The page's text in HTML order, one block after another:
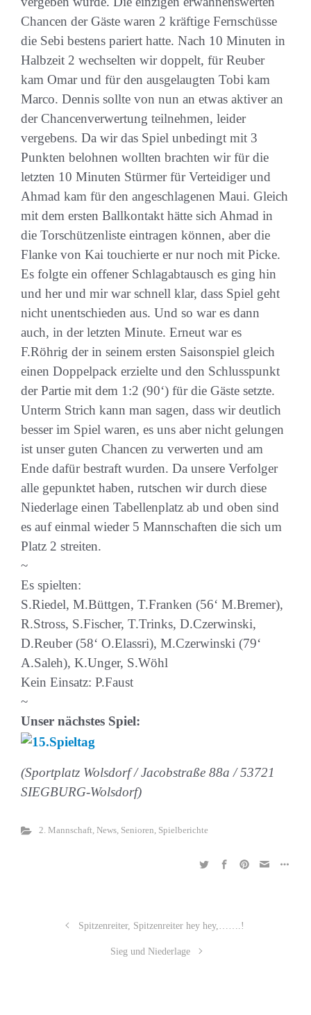
Chancen der Gäste waren 2 kräftige Fernschüsse
die Sebi bestens pariert hatte. Nach 10 Minuten in
Halbzeit 2 wechselten wir doppelt, für Reuber
kam Omar und für den ausgelaugten Tobi kam
Marco. Dennis sollte von nun an etwas aktiver an
der Chancenverwertung teilnehmen, leider
vergebens. Da wir das Spiel unbedingt mit 3
Punkten belohnen wollten brachten wir für die
letzten 10 Minuten Stürmer für Verteidiger und
Ahmad kam für den angeschlagenen Maui. Gleich
mit dem ersten Ballkontakt hätte sich Ahmad in
die Torschützenliste eintragen können, aber die
Flanke von Kai touchierte er nur noch mit Picke.
Es folgte ein offener Schlagabtausch es ging hin
und her und mir war schnell klar, dass Spiel geht
nicht unentschieden aus. Und so war es dann
auch, in der letzten Minute. Erneut war es
F.Röhrig der in seinem ersten Saisonspiel gleich
einen Doppelpack erzielte und den Schlusspunkt
der Partie mit dem 1:2 (90‘) für die Gäste setzte.
Unterm Strich kann man sagen, dass wir deutlich
besser im Spiel waren, es uns aber nicht gelungen
ist unser guten Chancen zu verwerten und am
Ende dafür bestraft wurden. Da unsere Verfolger
alle gepunktet haben, rutschen wir durch diese
Niederlage einen Tabellenplatz ab und oben sind
es auf einmal wieder 5 Mannschaften die sich um
Platz 2 streiten.
~
Es spielten:
S.Riedel, M.Büttgen, T.Franken (56‘ M.Bremer),
R.Stross, S.Fischer, T.Trinks, D.Czerwinski,
D.Reuber (58‘ O.Elassri), M.Czerwinski (79‘
A.Saleh), K.Unger, S.Wöhl
Kein Einsatz: P.Faust
~
Unser nächstes Spiel:
(Sportplatz Wolsdorf / Jacobstraße 88a / 53721
SIEGBURG-Wolsdorf)
2. Mannschaft News, Senioren Spielberichte
Spitzenreiter, Spitzenreiter hey hey,…….!
Sieg und Niederlage